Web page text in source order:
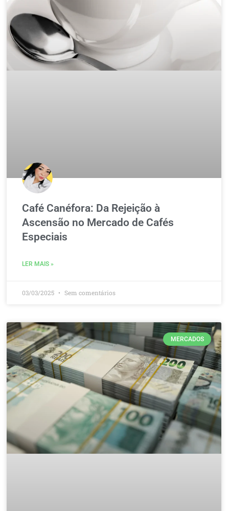
Café Canéfora: Da Rejeição à
Ascensão no Mercado de Cafés
Especiais
LER MAIS »
03/03/2025 Sem comentários
MERCADOS